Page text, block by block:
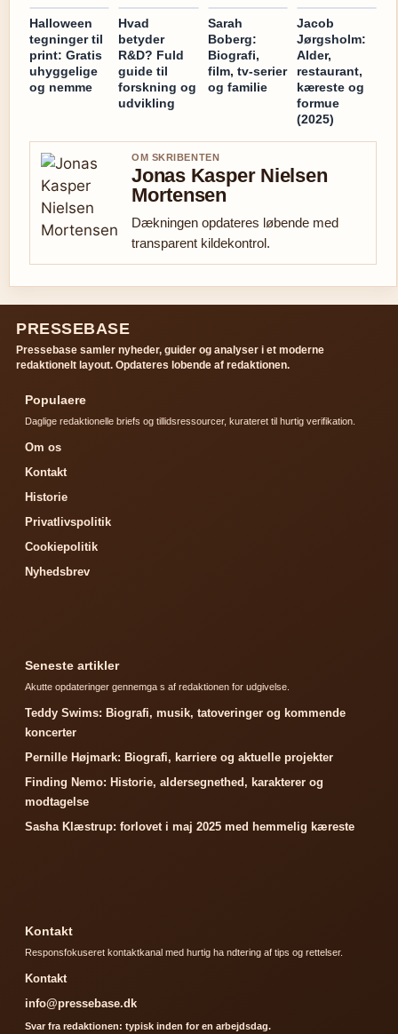
Halloween
tegninger til
print: Gratis
uhyggelige
og nemme
Hvad
betyder
R&D? Fuld
guide til
forskning og
udvikling
Sarah
Boberg:
Biografi,
film, tv-serier
og familie
Jacob
Jørgsholm:
Alder,
restaurant,
kæreste og
formue
(2025)
OM SKRIBENTEN
Jonas Kasper Nielsen
Mortensen
Dækningen opdateres løbende med
transparent kildekontrol.
PRESSEBASE
Pressebase samler nyheder, guider og analyser i et moderne
redaktionelt layout. Opdateres lobende af redaktionen.
Populaere
Daglige redaktionelle briefs og tillidsressourcer, kurateret til hurtig verifikation.
Om os
Kontakt
Historie
Privatlivspolitik
Cookiepolitik
Nyhedsbrev
Seneste artikler
Akutte opdateringer gennemga s af redaktionen for udgivelse.
Teddy Swims: Biografi, musik, tatoveringer og kommende
koncerter
Pernille Højmark: Biografi, karriere og aktuelle projekter
Finding Nemo: Historie, aldersegnethed, karakterer og
modtagelse
Sasha Klæstrup: forlovet i maj 2025 med hemmelig kæreste
Kontakt
Responsfokuseret kontaktkanal med hurtig ha ndtering af tips og rettelser.
Kontakt
info@pressebase.dk
Svar fra redaktionen: typisk inden for en arbejdsdag.